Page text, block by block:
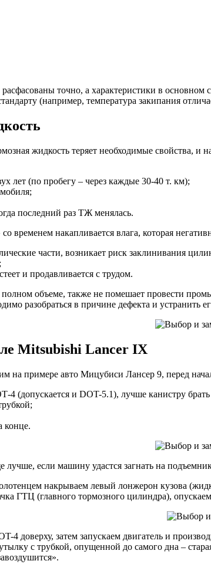
точно, а характеристики в
(например, температура закипания
жидкость теряет необходимые свойства,
лет (по пробегу – через каждые 30-40 т. км);
последний раз ТЖ менялась.
временем накапливается влага, которая
части, возникает риск заклинивания
и продавливается с трудом.
объеме, также не помешает провести
разобраться в причине дефекта и устранить
Mitsubishi Lancer IX
на примере авто Мицубиси Лансер 9, перед
4 (допускается и DOT-5.1), лучше канистру брать
конце.
лучше, если машину удастся загнать на
накрываем левый лонжерон кузова
ГТЦ (главного тормозного цилиндра),
4 доверху, затем запускаем двигатель и
с трубкой, опущенной до самого дна –